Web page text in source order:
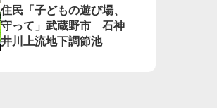
住民「子どもの遊び場、
守って」武蔵野市 石神
井川上流地下調節池